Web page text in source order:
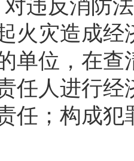
对违反消防
火灾造成
单位，在
任人进行经
任；构成